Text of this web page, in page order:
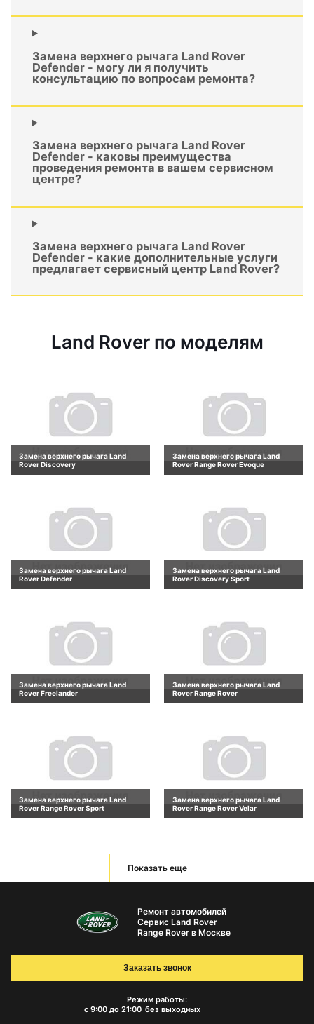
Замена верхнего рычага Land Rover
Defender - могу ли я получить
консультацию по вопросам ремонта?
Замена верхнего рычага Land Rover
Defender - каковы преимущества
проведения ремонта в вашем сервисном
центре?
Замена верхнего рычага Land Rover
Defender - какие дополнительные услуги
предлагает сервисный центр Land Rover?
Land Rover по моделям
Замена верхнего рычага Land
Rover Discovery
Замена верхнего рычага Land
Rover Range Rover Evoque
Замена верхнего рычага Land
Rover Defender
Замена верхнего рычага Land
Rover Discovery Sport
Замена верхнего рычага Land
Rover Freelander
Замена верхнего рычага Land
Rover Range Rover
Замена верхнего рычага Land
Rover Range Rover Sport
Замена верхнего рычага Land
Rover Range Rover Velar
Показать еще
Ремонт автомобилей
Сервис Land Rover
Range Rover в Москве
Режим работы:
с 9:00 до 21:00 без выходных
Заказать звонок